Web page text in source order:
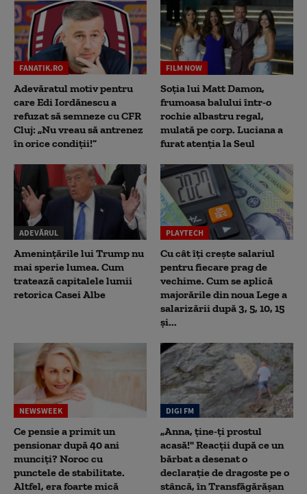
FANATIK.RO
Adevăratul motiv pentru
care Edi Iordănescu a
refuzat să semneze cu CFR
Cluj: „Nu vreau să antrenez
în orice condiții!”
FILM NOW
Soția lui Matt Damon,
frumoasa balului într-o
rochie albastru regal,
mulată pe corp. Luciana a
furat atenția la Seul
ADEVĂRUL
Amenințările lui Trump nu
mai sperie lumea. Cum
tratează capitalele lumii
retorica Casei Albe
PLAYTECH
Cu cât îți crește salariul
pentru fiecare prag de
vechime. Cum se aplică
majorările din noua Lege a
salarizării după 3, 5, 10, 15
și...
NEWSWEEK
Ce pensie a primit un
pensionar după 40 ani
munciți? Noroc cu
punctele de stabilitate.
Altfel, era foarte mică
DIGI FM
„Anna, ţine-ţi prostul
acasă!" Reacţii după ce un
bărbat a desenat o
declaraţie de dragoste pe o
stâncă, în Transfăgărăşan